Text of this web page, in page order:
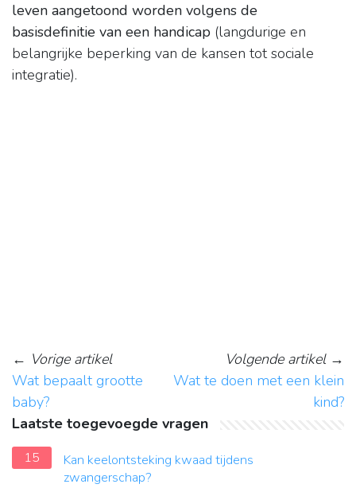
leven aangetoond worden volgens de
basisdefinitie van een handicap (langdurige en
belangrijke beperking van de kansen tot sociale
integratie).
← Vorige artikel
Wat bepaalt grootte
baby?
Volgende artikel→
Wat te doen met een klein
kind?
Laatste toegevoegde vragen
15
Kan keelontsteking kwaad tijdens
zwangerschap?